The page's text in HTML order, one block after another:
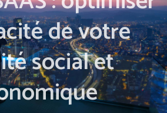
de votre
social et